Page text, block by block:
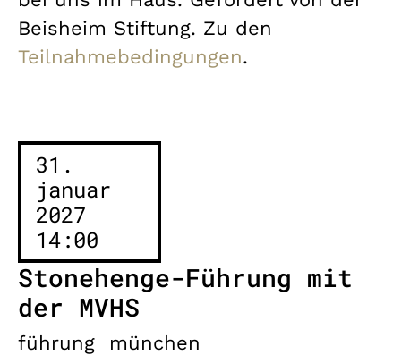
Beisheim Stiftung. Zu den
Teilnahmebedingungen.
31.
januar
2027
14:00
Stonehenge-Führung mit
der MVHS
führung
münchen